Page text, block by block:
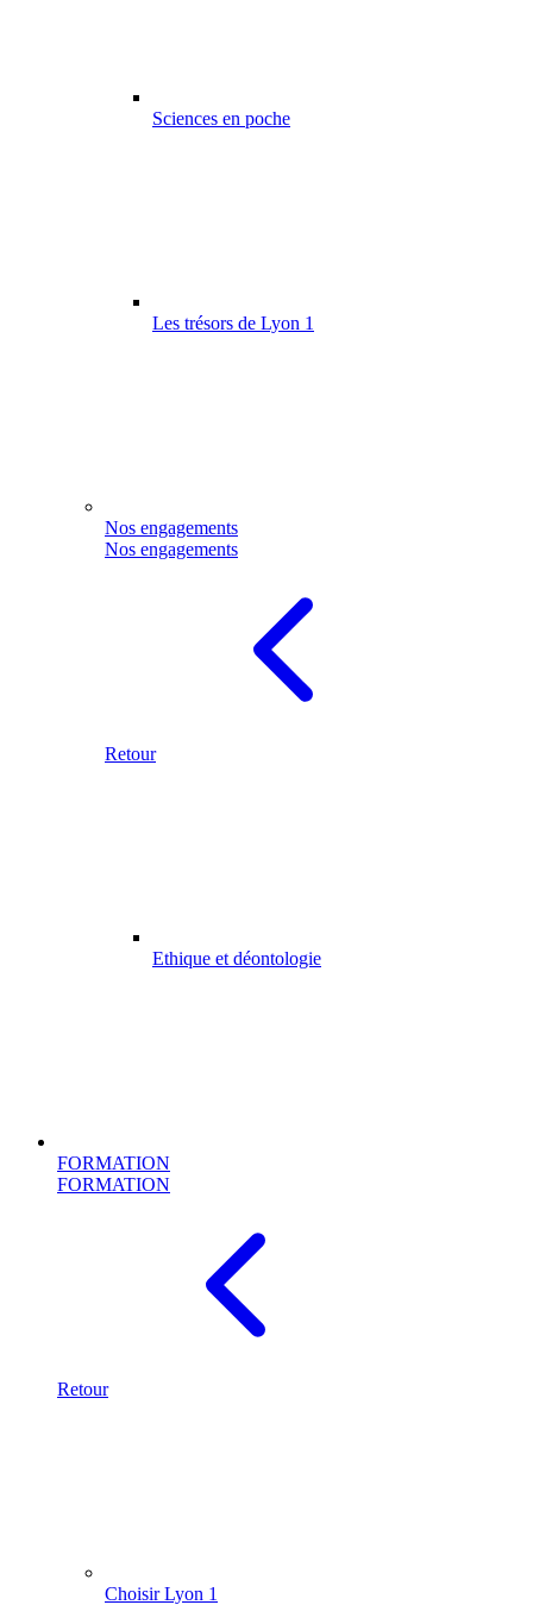
Sciences en poche
Les trésors de Lyon 1
Nos engagements
Nos engagements
Retour
Ethique et déontologie
FORMATION
FORMATION
Retour
Choisir Lyon 1